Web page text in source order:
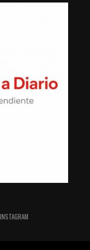
INSTAGRAM